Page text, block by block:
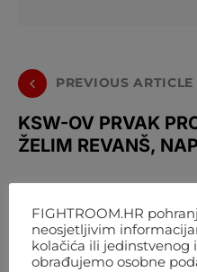
PREVIOUS ARTICLE
KSW-OV PRVAK
ŽELIM REVANŠ,
HRGIN
PONUĐENA
FIGHTROOM.HR
neosjetljivim
kolačića ili
obrađujemo osobne